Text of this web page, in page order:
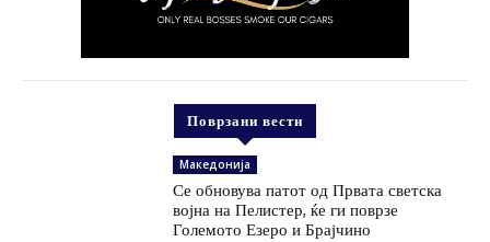
Поврзани вести
Македонија
Се обновува патот од Првата светска
војна на Пелистер, ќе ги поврзе
Големото Езеро и Брајчино